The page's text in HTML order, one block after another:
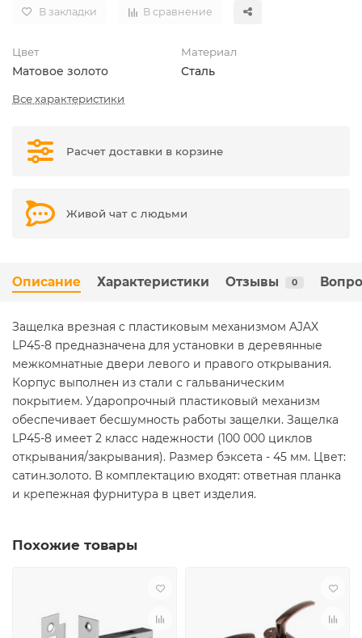
В закладки В сравнение
Цвет
Матовое золото
Материал
Сталь
Все характеристики
Расчет доставки в корзине
Живой чат с людьми
Описание Характеристики Отзывы 0
Защелка врезная с пластиковым механизмом AJAX
LP45-8 предназначена для установки в деревянные
межкомнатные двери левого и правого открывания.
Корпус выполнен из стали с гальваническим
покрытием. Ударопрочный пластиковый механизм
обеспечивает бесшумность работы защелки. Защелка
LP45-8 имеет 2 класс надежности (100 000 циклов
открывания/закрывания). Размер бэксета - 45 мм. Цвет:
сатин.золото. В комплектацию входят: ответная планка
и крепежная фурнитура в цвет изделия.
Похожие товары